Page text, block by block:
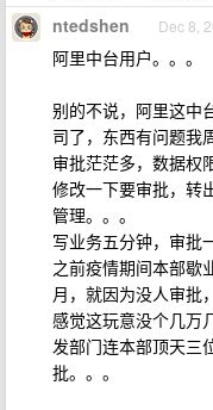
ntedshen Dec 8,
阿里中台用户。。。
别的不说，阿里这中
司了，东西有问题我
审批茫茫多，数据权
修改一下要审批，转
管理。。。
写业务五分钟，审批
之前疫情期间本部歇
月，就因为没人审批
感觉这玩意没个几万
发部门连本部顶天三
批。。。